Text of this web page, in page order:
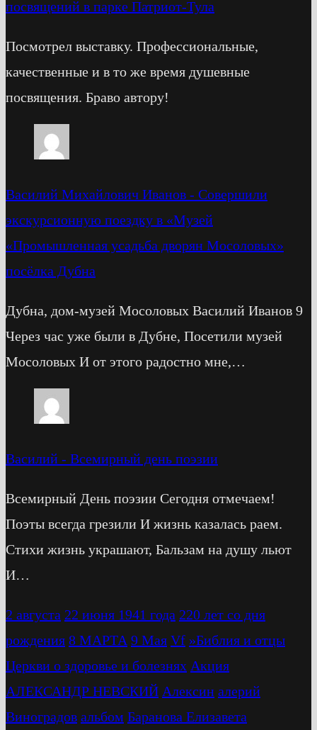
посвящений в парке Патриот-Тула
Посмотрел выставку. Профессиональные,
качественные и в то же время душевные
посвящения. Браво автору!
Василий Михайлович Иванов - Cовершили
экскурсионную поездку в «Музей
«Промышленная усадьба дворян Мосоловых»
посёлка Дубна
Дубна, дом-музей Мосоловых Василий Иванов 9
Через час уже были в Дубне, Посетили музей
Мосоловых И от этого радостно мне,…
Василий - Всемирный день поэзии
Всемирный День поэзии Сегодня отмечаем!
Поэты всегда грезили И жизнь казалась раем.
Стихи жизнь украшают, Бальзам на душу льют
И…
2 августа 22 июня 1941 года 220 лет со дня
рождения 8 МАРТА 9 Мая Vf »Библия и отцы
Церкви о здоровье и болезнях Акция
АЛЕКСАНДР НЕВСКИЙ Алексин алерий
Виноградов альбом Баранова Елизавета